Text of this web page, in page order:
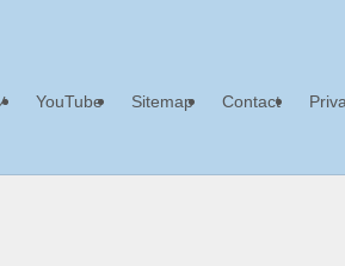
YouTube Sitemap Contact